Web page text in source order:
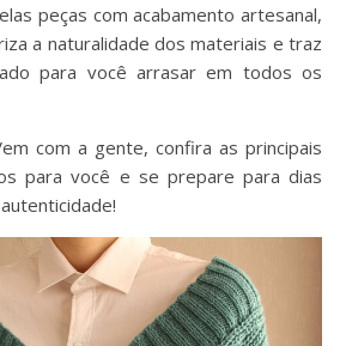
peças com acabamento artesanal,
a naturalidade dos materiais e traz
para você arrasar em todos os
com a gente, confira as principais
para você e se prepare para dias